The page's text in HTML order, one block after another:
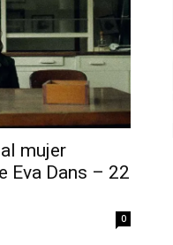
mujer
Eva Dans – 22
0